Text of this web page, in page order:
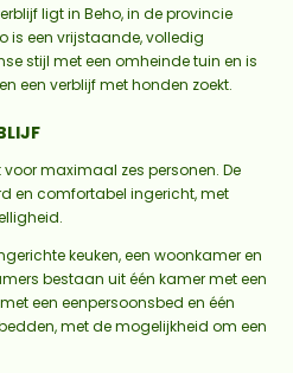
ligt in Beho, in de provincie
is een vrijstaande, volledig
stijl met een omheinde tuin en is
een verblijf met honden zoekt.
maximaal zes personen. De
en comfortabel ingericht, met
keuken, een woonkamer en
bestaan uit één kamer met een
een eenpersoonsbed en één
met de mogelijkheid om een